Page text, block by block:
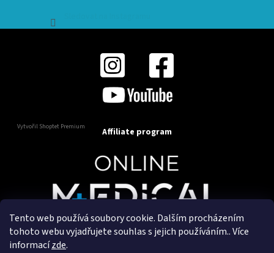
Tento web používá soubory cookie. Dalším procházením
tohoto webu vyjadřujete souhlas s jejich používáním.. Více
informacízde.
Vytvořil Shoptet Premium Affiliate program
Copyright 2025OnlineMedical.cz. Všechna práva